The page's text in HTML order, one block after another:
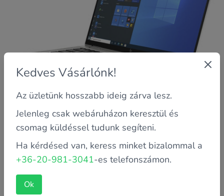
Garancia: 2 év saját
Processzor: Intel Core i5-1145G7E 2.6 GHz (4 magos)
Memória: 8 GB
Kijelző méret: 13"
Kedves Vásárlónk!
Az üzletünk hosszabb ideig zárva lesz.
Jelenleg csak webáruházon keresztül és
csomag küldéssel tudunk segíteni.
Ha kérdésed van, keress minket bizalommal a
+36-20-981-3041-es telefonszámon.
Ok